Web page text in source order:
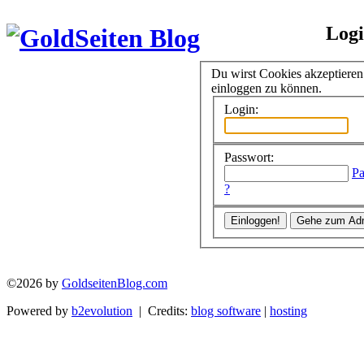
Du wirst Cookies
einloggen zu können.
Login:
Passwort:
?
©2026 by GoldseitenBlog.com
Powered by b2evolution | Credits: blog software | hosting